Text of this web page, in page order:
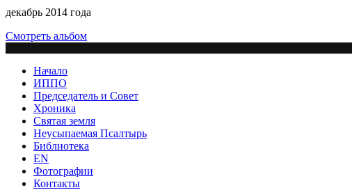
декабрь 2014 года
Смотреть альбом
Начало
ИППО
Председатель и Совет
Хроника
Святая земля
Неусыпаемая Псалтырь
Библиотека
EN
Фотографии
Контакты